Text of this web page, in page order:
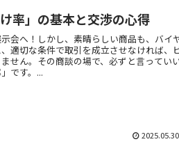
率」の基本と交渉の心得
会へ！しかし、素晴らしい商品も、バイ
適切な条件で取引を成立させなければ、
せん。その商談の場で、必ずと言ってい
です。...
2025.05.30